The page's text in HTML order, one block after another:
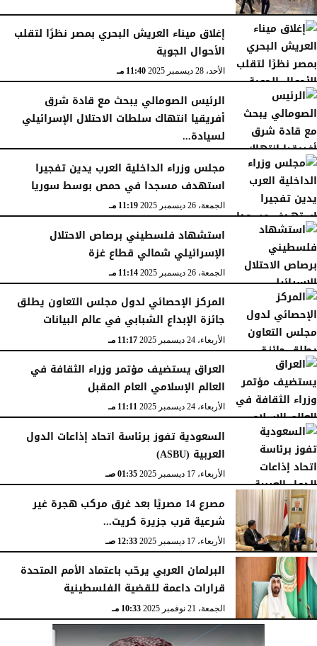
إغلاق ميناء العريش البحري بمصر نظرًا لتقلب
الأحوال الجوية
الأحد، 28 ديسمبر 2025 11:40 مـ
الرئيس الصومالي يبحث مع قادة شرق
أفريقيا انتهاك سلطات الاحتلال الإسرائيلي
لسيادة...
السبت، 27 ديسمبر 2025
مجلس وزراء الداخلية العرب يدين تفجيرا
استهدف مسجدا في حمص بوسط سوريا
الجمعة، 26 ديسمبر 2025 11:19 مـ
استشهاد فلسطيني برصاص الاحتلال
الإسرائيلي شمالي قطاع غزة
الجمعة، 26 ديسمبر 2025 11:14 مـ
المركز الإحصائي لدول مجلس التعاون يطلق
جائزة الإبداع الشبابي في عالم البيانات
الأربعاء، 24 ديسمبر 2025 11:17 مـ
العراق يستضيف مؤتمر وزراء الثقافة في
العالم الإسلامي العام المقبل
الأربعاء، 24 ديسمبر 2025 11:11 مـ
السعودية تفوز برئاسة اتحاد إذاعات الدول
العربية (ASBU)
الأربعاء، 17 ديسمبر 2025 01:35 صـ
مصرع 14 مصريًا بعد غرق مركب هجرة غير
شرعية قرب جزيرة كريت...
الأربعاء، 17 ديسمبر 2025 12:33 صـ
البرلمان العربي يرحّب باعتماد الأمم المتحدة
قرارات داعمة للقضية الفلسطينية
الجمعة، 21 نوفمبر 2025 10:33 مـ